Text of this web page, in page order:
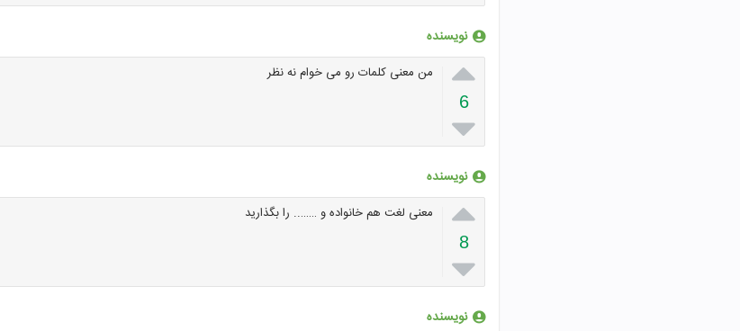
نویسنده

6

من معنی کلمات رو می خوام نه نظر
نویسنده

8

معنی لغت هم خانواده و …….. را بگذارید
نویسنده